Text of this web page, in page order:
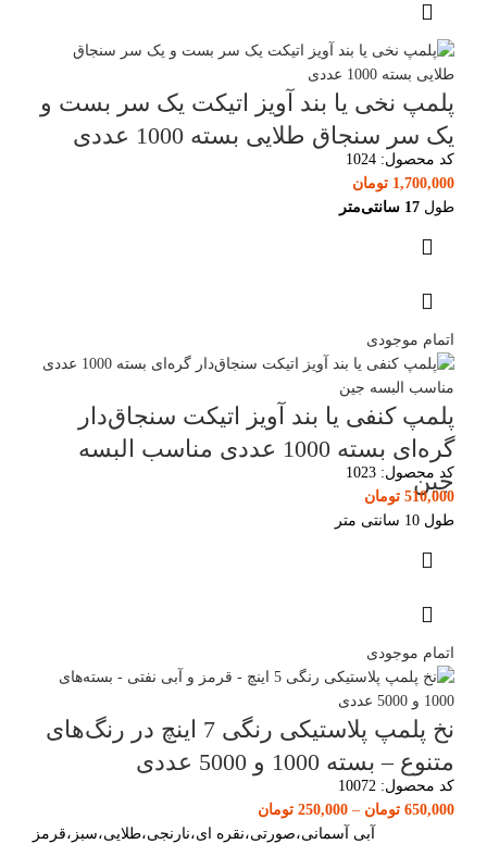
پلمپ نخی یا بند آویز اتیکت یک سر بست و
یک سر سنجاق طلایی بسته 1000 عددی
کد محصول: 1024
1,700,000 تومان
طول 17 سانتی‌متر
اتمام موجودی
پلمپ کنفی یا بند آویز اتیکت سنجاق‌دار
گره‌ای بسته 1000 عددی مناسب البسه
جین
کد محصول: 1023
510,000 تومان
طول 10 سانتی متر
اتمام موجودی
نخ پلمپ پلاستیکی رنگی 7 اینچ در رنگ‌های
متنوع – بسته 1000 و 5000 عددی
کد محصول: 10072
650,000 تومان –
250,000 تومان
آبی آسمانی،صورتی،نقره ای،نارنجی،طلایی،سبز،قرمز